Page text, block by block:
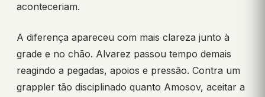
aconteceriam.
A diferença apareceu com mais clareza junto à
grade e no chão. Alvarez passou tempo demais
reagindo a pegadas, apoios e pressão. Contra um
grappler tão disciplinado quanto Amosov, aceitar a